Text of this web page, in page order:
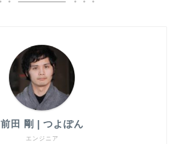
エンジニア
前田 剛 | つよぽん